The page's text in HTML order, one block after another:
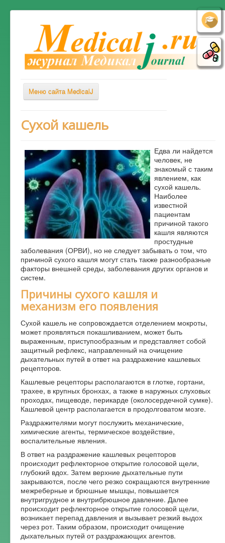
Меню сайта MedicalJ
Весь Медикал
Симптомы
Заболевания
Диагностика
Лечение
Советы врача
Альтернативная медицина
Форум
Сухой кашель
Едва ли найдется
человек, не
знакомый с таким
явлением, как
сухой кашель.
Наиболее
известной
пациентам
причиной такого
кашля являются
простудные
заболевания (ОРВИ), но не следует забывать о том, что
причиной сухого кашля могут стать также разнообразные
факторы внешней среды, заболевания других органов и
систем.
Причины сухого кашля и
механизм его появления
Сухой кашель не сопровождается отделением мокроты,
может проявляться покашливанием, может быть
выраженным, приступообразным и представляет собой
защитный рефлекс, направленный на очищение
дыхательных путей в ответ на раздражение кашлевых
рецепторов.
Кашлевые рецепторы располагаются в глотке, гортани,
трахее, в крупных бронхах, а также в наружных слуховых
проходах, пищеводе, перикарде (околосердечной сумке).
Кашлевой центр располагается в продолговатом мозге.
Раздражителями могут послужить механические,
химические агенты, термическое воздействие,
воспалительные явления.
В ответ на раздражение кашлевых рецепторов
происходит рефлекторное открытие голосовой щели,
глубокий вдох. Затем верхние дыхательные пути
закрываются, после чего резко сокращаются внутренние
межреберные и брюшные мышцы, повышается
внутригрудное и внутрибрюшное давление. Далее
происходит рефлекторное открытие голосовой щели,
возникает перепад давления и вызывает резкий выдох
через рот. Таким образом, происходит очищение
дыхательных путей от раздражающих агентов.